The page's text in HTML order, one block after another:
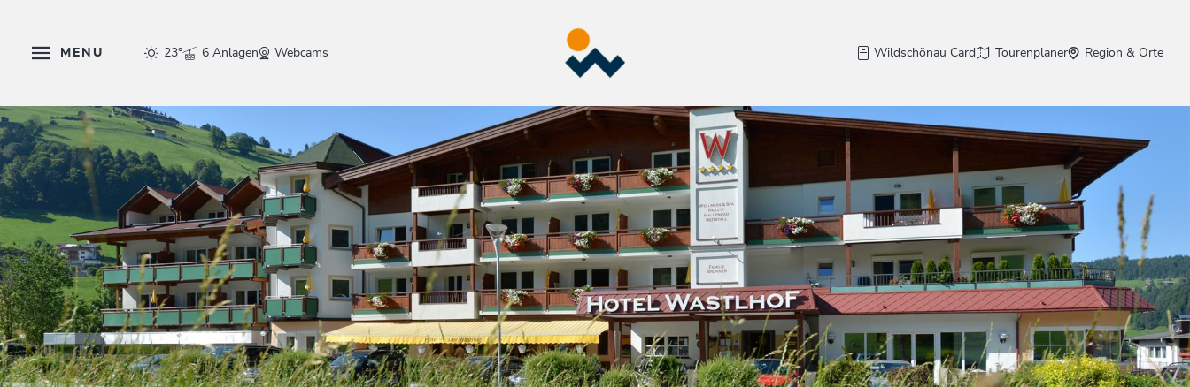
MENU 23° 6 Anlagen Webcams Wildschönau Card Tourenplaner Region & Orte